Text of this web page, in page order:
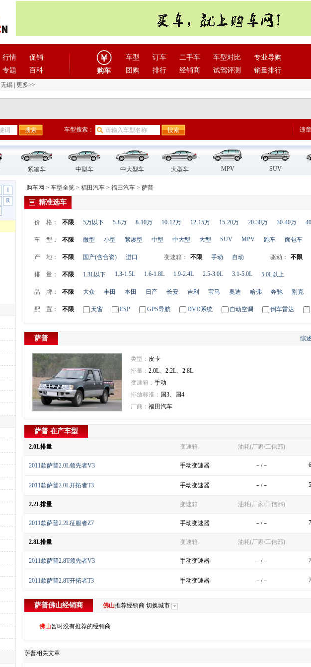
行情
促销
专题 百科 购车
车型 订车 二手车 车型对比
专业导购
团购
排行 经销商 试驾评测 销量排行
无锡 更多>>
车型搜索： 违
紧凑车 中型车 中大型车 大型车 MPV SUV
I
R
购车网 > 车型全览 > 福田汽车 > 福田汽车 > 萨普
精准选车
价 格： 不限 5万以下 5-8万 8-10万 10-12万 12-15万 15-20万 20-30万 30-40万
车 型： 不限 微型 小型 紧凑型 中型 中大型 大型 SUV MPV 跑车 面包车
产 地： 不限 国产(含合资) 进口 变速箱： 不限 手动 自动 驱动： 不限
排 量： 不限 1.3L以下 1.3-1.5L 1.6-1.8L 1.9-2.4L 2.5-3.0L 3.1-5.0L 5.0L以上
品 牌： 不限 大众 丰田 本田 日产 长安 吉利 宝马 奥迪 哈弗 奔驰 别克
配 置： 不限 天窗 ESP GPS导航 DVD系统 自动空调 倒车雷达
萨普 综述
类型： 皮卡
排量： 2.0L、2.2L、2.8L
变速箱： 手动
排放标准： 国3、国4
厂商： 福田汽车
萨普 在产车型
2.0L排量 变速箱 油耗(厂家/工信部)
2011款萨普2.0L领先者V3 手动变速器 －/－
2011款萨普2.0L开拓者T3 手动变速器 －/－
2.2L排量 变速箱 油耗(厂家/工信部)
2011款萨普2.2L征服者Z7 手动变速器 －/－
2.8L排量 变速箱 油耗(厂家/工信部)
2011款萨普2.8T领先者V3 手动变速器 －/－
2011款萨普2.8T开拓者T3 手动变速器 －/－
萨普佛山经销商 佛山推荐经销商 切换城市
佛山暂时没有推荐的经销商
萨普相关文章